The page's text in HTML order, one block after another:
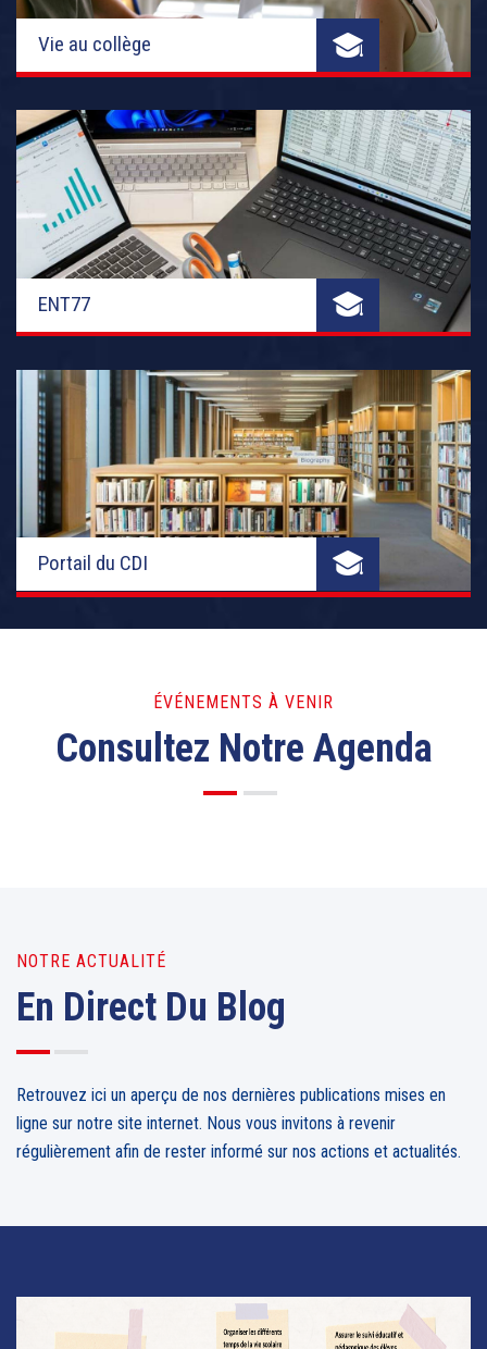
Vie au collège
ENT77
Portail du CDI
ÉVÉNEMENTS À VENIR
Consultez Notre Agenda
NOTRE ACTUALITÉ
En Direct Du Blog
Retrouvez ici un aperçu de nos dernières publications mises en
ligne sur notre site internet. Nous vous invitons à revenir
régulièrement afin de rester informé sur nos actions et actualités.